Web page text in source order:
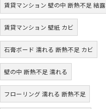
賃貸マンション 壁の中 断熱不足 結露
賃貸マンション 壁紙 カビ
石膏ボード 濡れる 断熱不足 カビ
壁の中 断熱不足 濡れる
フローリング 濡れる 断熱不足